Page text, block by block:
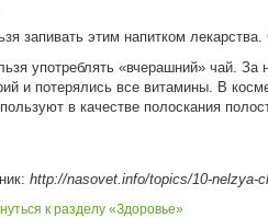
запивать этим напитком
употреблять «вчерашний» чай.
и потерялись все витамины. В
в качестве полоскания
http://nasovet.info/topics/10-nelzya-
к разделу «Здоровье»